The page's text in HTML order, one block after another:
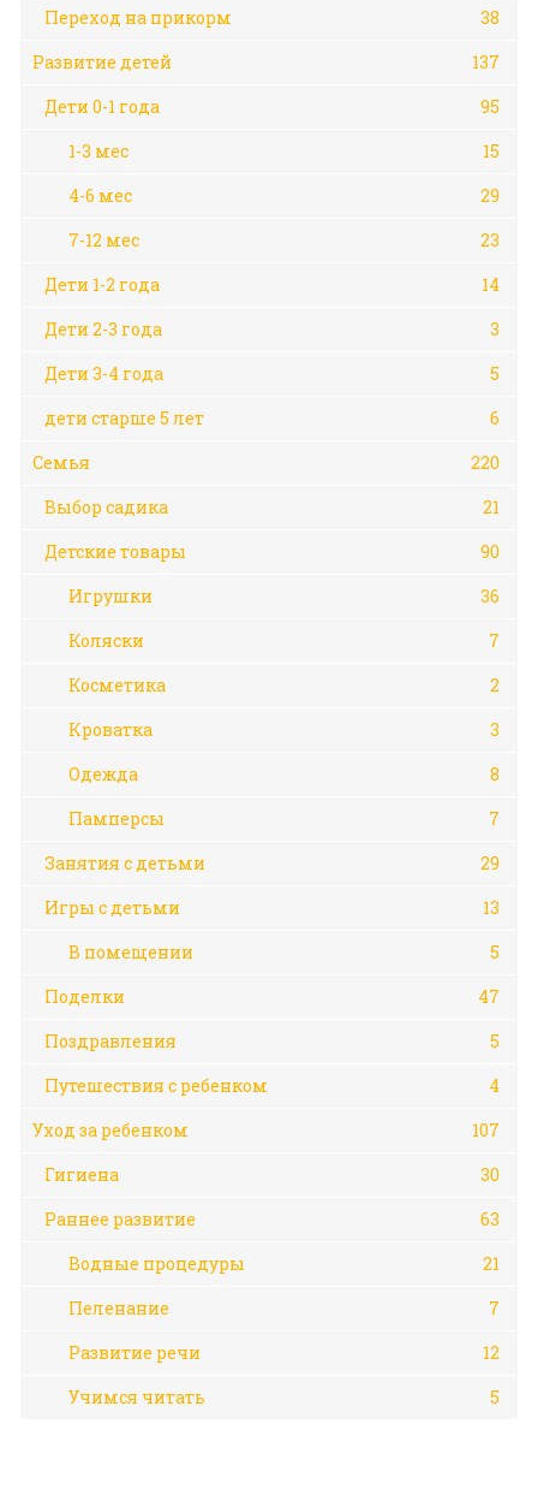
Переход на прикорм
38
Развитие детей
137
Дети 0-1 года
95
1-3 мес
15
4-6 мес
29
7-12 мес
23
Дети 1-2 года
14
Дети 2-3 года
3
Дети 3-4 года
5
дети старше 5 лет
6
Семья
220
Выбор садика
21
Детские товары
90
Игрушки
36
Коляски
7
Косметика
2
Кроватка
3
Одежда
8
Памперсы
7
Занятия с детьми
29
Игры с детьми
13
В помещении
5
Поделки
47
Поздравления
5
Путешествия с ребенком
4
Уход за ребенком
107
Гигиена
30
Раннее развитие
63
Водные процедуры
21
Пеленание
7
Развитие речи
12
Учимся читать
5